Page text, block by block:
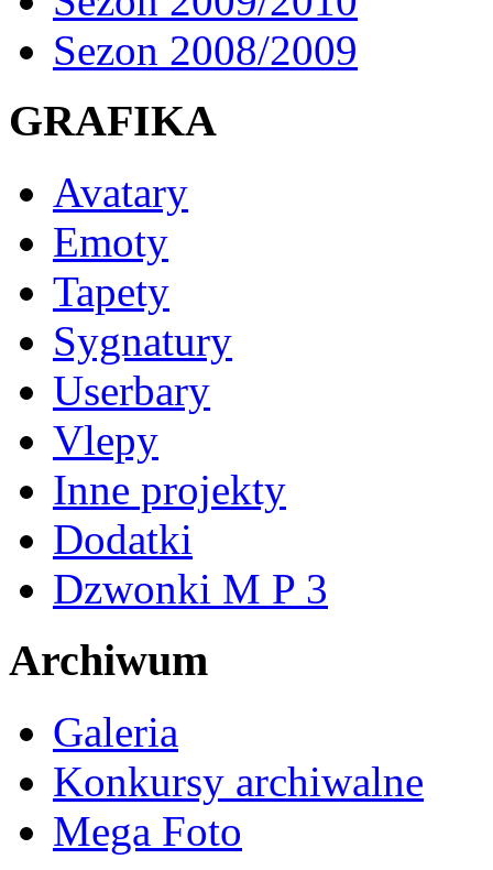
Sezon 2008/2009
GRAFIKA
Avatary
Emoty
Tapety
Sygnatury
Userbary
Vlepy
Inne projekty
Dodatki
Dzwonki M P 3
Archiwum
Galeria
Konkursy archiwalne
Mega Foto